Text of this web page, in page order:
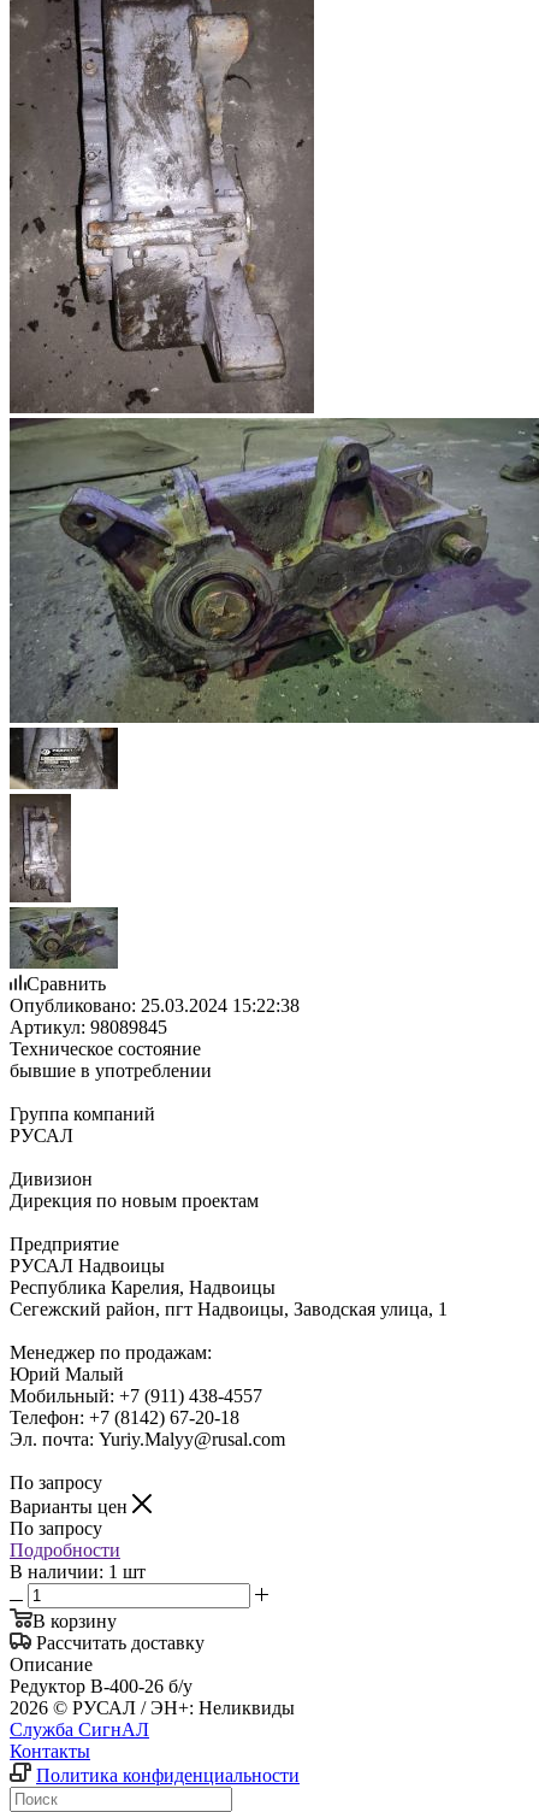
Сравнить
Опубликовано: 25.03.2024 15:22:38
Артикул: 98089845
Техническое состояние
бывшие в употреблении
Группа компаний
РУСАЛ
Дивизион
Дирекция по новым проектам
Предприятие
РУСАЛ Надвоицы
Республика Карелия, Надвоицы
Сегежский район, пгт Надвоицы, Заводская улица, 1
Менеджер по продажам:
Юрий Малый
Мобильный: +7 (911) 438-4557
Телефон: +7 (8142) 67-20-18
Эл. почта: Yuriy.Malyy@rusal.com
По запросу
Варианты цен
По запросу
Подробности
В наличии: 1 шт
В корзину
Рассчитать доставку
Описание
Редуктор В-400-26 б/у
2026 © РУСАЛ / ЭН+: Неликвиды
Служба СигнАЛ
Контакты
Политика конфиденциальности